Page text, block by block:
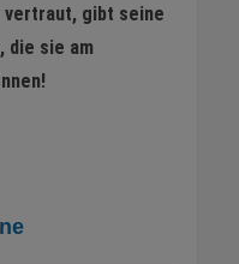
vertraut, gibt seine
die sie am